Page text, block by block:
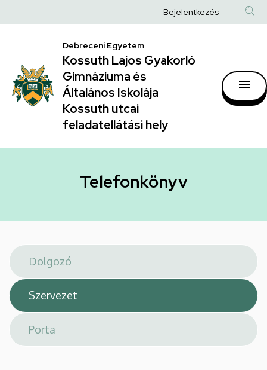
|
Kossuth
Lajos
Gyakorló
Gimnáziuma
Általános
hely
a
Anonim
fiók
Bejelentkezés
Debreceni Egyetem
Kossuth Lajos Gyakorló
Gimnáziuma és
Általános Iskolája
Kossuth utcai
feladatellátási hely
Telefonkönyv